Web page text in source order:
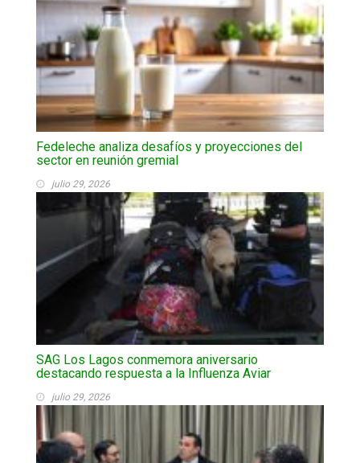
Fedeleche analiza desafíos y proyecciones del
sector en reunión gremial
julio 29, 2026
SAG Los Lagos conmemora aniversario
destacando respuesta a la Influenza Aviar
julio 29, 2026